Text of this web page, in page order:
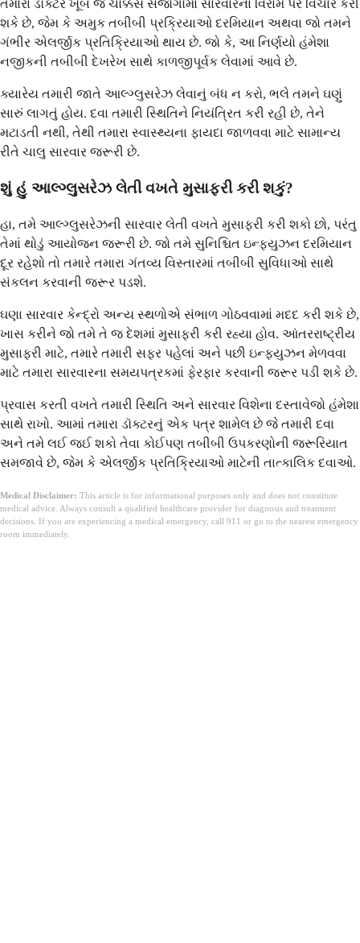
તમારા ડૉક્ટર ખૂબ જ ચોક્કસ સંજોગોમાં સારવારના વિરામ પર વિચાર કરી
શકે છે, જેમ કે અમુક તબીબી પ્રક્રિયાઓ દરમિયાન અથવા જો તમને
ગંભીર એલર્જીક પ્રતિક્રિયાઓ થાય છે. જો કે, આ નિર્ણયો હંમેશા
નજીકની તબીબી દેખરેખ સાથે કાળજીપૂર્વક લેવામાં આવે છે.
ક્યારેય તમારી જાતે આલ્ગ્લુસરેઝ લેવાનું બંધ ન કરો, ભલે તમને ઘણું
સારું લાગતું હોય. દવા તમારી સ્થિતિને નિયંત્રિત કરી રહી છે, તેને
મટાડતી નથી, તેથી તમારા સ્વાસ્થ્યના ફાયદા જાળવવા માટે સામાન્ય
રીતે ચાલુ સારવાર જરૂરી છે.
શું હું આલ્ગ્લુસરેઝ લેતી વખતે મુસાફરી કરી શકું?
હા, તમે આલ્ગ્લુસરેઝની સારવાર લેતી વખતે મુસાફરી કરી શકો છો, પરંતુ
તેમાં થોડું આયોજન જરૂરી છે. જો તમે સુનિશ્ચિત ઇન્ફ્યુઝન દરમિયાન
દૂર રહેશો તો તમારે તમારા ગંતવ્ય વિસ્તારમાં તબીબી સુવિધાઓ સાથે
સંકલન કરવાની જરૂર પડશે.
ઘણા સારવાર કેન્દ્રો અન્ય સ્થળોએ સંભાળ ગોઠવવામાં મદદ કરી શકે છે,
ખાસ કરીને જો તમે તે જ દેશમાં મુસાફરી કરી રહ્યા હોવ. આંતરરાષ્ટ્રીય
મુસાફરી માટે, તમારે તમારી સફર પહેલાં અને પછી ઇન્ફ્યુઝન મેળવવા
માટે તમારા સારવારના સમયપત્રકમાં ફેરફાર કરવાની જરૂર પડી શકે છે.
પ્રવાસ કરતી વખતે તમારી સ્થિતિ અને સારવાર વિશેના દસ્તાવેજો હંમેશા
સાથે રાખો. આમાં તમારા ડૉક્ટરનું એક પત્ર શામેલ છે જે તમારી દવા
અને તમે લઈ જઈ શકો તેવા કોઈપણ તબીબી ઉપકરણોની જરૂરિયાત
સમજાવે છે, જેમ કે એલર્જીક પ્રતિક્રિયાઓ માટેની તાત્કાલિક દવાઓ.
Medical Disclaimer: This article is for informational purposes only and does not constitute
medical advice. Always consult a qualified healthcare provider for diagnosis and treatment
decisions. If you are experiencing a medical emergency, call 911 or go to the nearest emergency
room immediately.